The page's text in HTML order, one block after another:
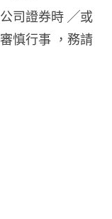
司證券時 ╱或
慎行事 ，務請